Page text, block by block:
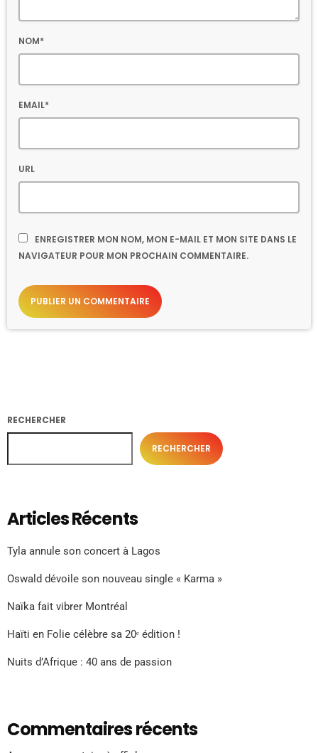
NOM*
EMAIL*
URL
ENREGISTRER MON NOM, MON E-MAIL ET MON SITE DANS LE
NAVIGATEUR POUR MON PROCHAIN COMMENTAIRE.
RECHERCHER
RECHERCHER
Articles Récents
Tyla annule son concert à Lagos
Oswald dévoile son nouveau single « Karma »
Naïka fait vibrer Montréal
Haïti en Folie célèbre sa 20ᵉ édition !
Nuits d’Afrique : 40 ans de passion
Commentaires récents